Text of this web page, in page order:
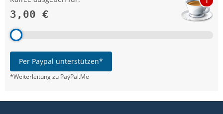
3,00 €
Per Paypal unterstützen*
*Weiterleitung zu PayPal.Me